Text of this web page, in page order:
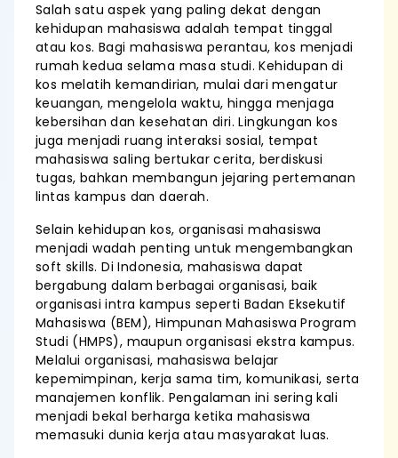
Salah satu aspek yang paling dekat dengan
kehidupan mahasiswa adalah tempat tinggal
atau kos. Bagi mahasiswa perantau, kos menjadi
rumah kedua selama masa studi. Kehidupan di
kos melatih kemandirian, mulai dari mengatur
keuangan, mengelola waktu, hingga menjaga
kebersihan dan kesehatan diri. Lingkungan kos
juga menjadi ruang interaksi sosial, tempat
mahasiswa saling bertukar cerita, berdiskusi
tugas, bahkan membangun jejaring pertemanan
lintas kampus dan daerah.
Selain kehidupan kos, organisasi mahasiswa
menjadi wadah penting untuk mengembangkan
soft skills. Di Indonesia, mahasiswa dapat
bergabung dalam berbagai organisasi, baik
organisasi intra kampus seperti Badan Eksekutif
Mahasiswa (BEM), Himpunan Mahasiswa Program
Studi (HMPS), maupun organisasi ekstra kampus.
Melalui organisasi, mahasiswa belajar
kepemimpinan, kerja sama tim, komunikasi, serta
manajemen konflik. Pengalaman ini sering kali
menjadi bekal berharga ketika mahasiswa
memasuki dunia kerja atau masyarakat luas.